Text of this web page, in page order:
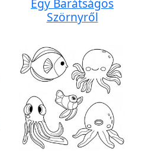
Egy Barátságos
Szörnyről